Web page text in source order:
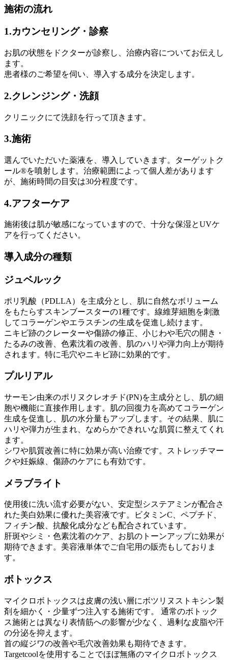
施術の流れ
1.カウンセリング・診察
お肌の状態をドクターが診察し、治療内容についてお伝えし
ます。
患者様のご希望を伺い、導入する成分を決定します。
2.クレンジング・洗顔
クリニックにて洗顔を行って頂きます。
3.施術
選んでいただいた薬液を、導入していきます。ターゲットク
ール®を噴射します。治療範囲によって個人差があります
が、施術時間の目安は30分程度です。
4.アフターケア
施術後は肌が敏感になっていますので、十分な保湿とUVケ
アを行ってください。
導入成分の種類
ジュベルック
ポリ乳酸（PDLLA）を主成分とし、肌に自然なボリューム
をもたらすスキンブースターの1種です。線維芽細胞を刺激
してコラーゲンやエラスチンの生成を促進し続けます。
ニキビ跡のクレーターや傷跡の修正、小じわや毛穴の開き・
たるみの改善、色素沈着の改善、肌のハリや弾力向上が期待
されます。特に毛穴やニキビ跡に効果的です。
プルリアル
サーモン由来のポリヌクレオチド(PN)を主成分とし、肌の細
胞や機能に直接作用します。肌の回復力を高めてコラーゲン
生成を促進し、肌の水分量もアップします。その結果、肌に
ハリや弾力が生まれ、なめらかできれいな肌質に整えてくれ
ます。
シワや肌質改善に特に効果が高い治療です。ストレッチマー
クや妊娠線、傷跡のケアにも有効です。
メラブライト
使用後に洗い流す必要がない、安定型システアミンが配合さ
れた美白効果に優れた美容液です。ビタミンC、ペプチド、
フィチン酸、抗酸化成分なども配合されています。
肝斑やシミ・色素沈着のケア、お肌のトーンアップに効果が
期待できます。美容液単体でご自宅用の販売もしておりま
す。
ボトックス
マイクロボトックスは皮膚の浅い層にボツリヌストキシン製
剤を細かく・少量ずつ注入する施術です。 通常のボトック
ス施術とは異なり表情筋への影響が少なく、過剰な皮脂や汗
の分泌を抑えます。
首の縦ジワの改善や毛穴改善効果も期待できます。
Targetcoolを使用することでほぼ無痛のマイクロボトックス